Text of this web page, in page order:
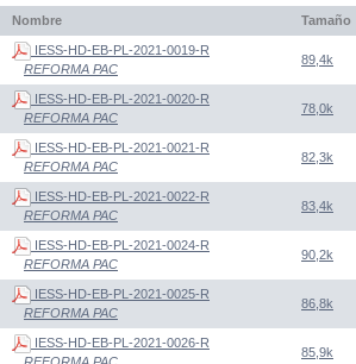
Nombre Tamaño
IESS-HD-EB-PL-2021-0019-R
REFORMA PAC
89,4k
IESS-HD-EB-PL-2021-0020-R
REFORMA PAC
78,0k
IESS-HD-EB-PL-2021-0021-R
REFORMA PAC
82,3k
IESS-HD-EB-PL-2021-0022-R
REFORMA PAC
83,4k
IESS-HD-EB-PL-2021-0024-R
REFORMA PAC
90,2k
IESS-HD-EB-PL-2021-0025-R
REFORMA PAC
86,8k
IESS-HD-EB-PL-2021-0026-R
85,9k